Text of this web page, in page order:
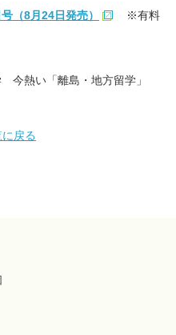
（8月24日発売）
※有料
今熱い「離島・地方留学」
戻る